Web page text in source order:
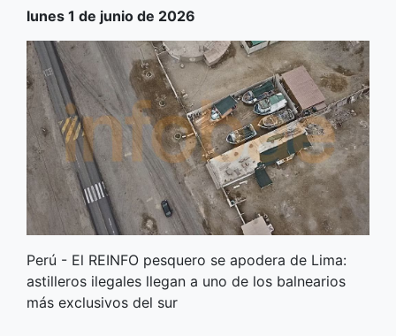
lunes 1 de junio de 2026
Perú - El REINFO pesquero se apodera de Lima:
astilleros ilegales llegan a uno de los balnearios
más exclusivos del sur